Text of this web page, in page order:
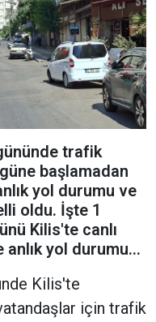
trafik
başlamadan
yol durumu ve
oldu. İşte 1
Kilis'te canlı
yol durumu...
Kilis'te
için trafik